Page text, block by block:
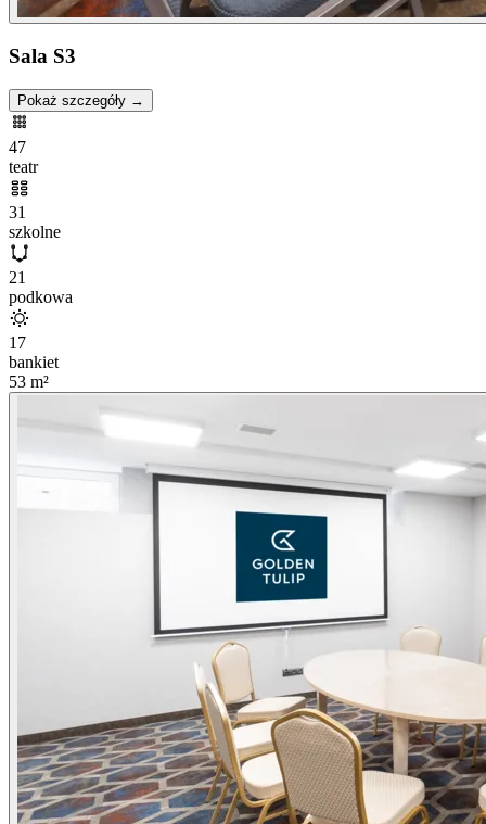
Sala S3
Pokaż szczegóły →
47
teatr
31
szkolne
21
podkowa
17
bankiet
53 m²